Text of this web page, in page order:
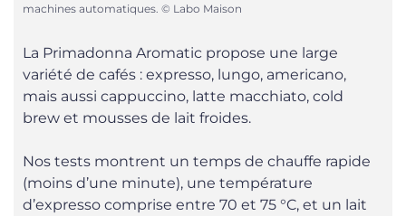
machines automatiques. © Labo Maison
La Primadonna Aromatic propose une large
variété de cafés : expresso, lungo, americano,
mais aussi cappuccino, latte macchiato, cold
brew et mousses de lait froides.
Nos tests montrent un temps de chauffe rapide
(moins d’une minute), une température
d’expresso comprise entre 70 et 75 °C, et un lait